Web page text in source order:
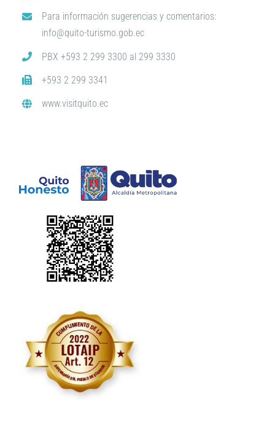
Para información sugerencias y comentarios:
info@quito-turismo.gob.ec
PBX +593 2 299 3300 al 299 3330
+593 2 299 3341
www.visitquito.ec